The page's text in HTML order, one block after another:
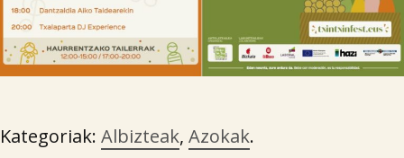

Kategoriak: Albizteak, Azokak.